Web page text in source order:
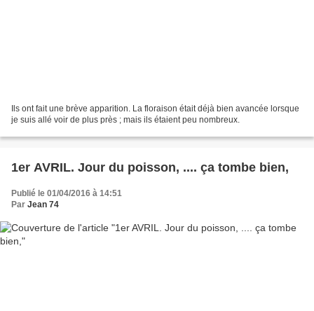
Ils ont fait une brève apparition. La floraison était déjà bien avancée lorsque
je suis allé voir de plus près ; mais ils étaient peu nombreux.
1er AVRIL. Jour du poisson, .... ça tombe bien,
Publié le 01/04/2016 à 14:51
Par Jean 74